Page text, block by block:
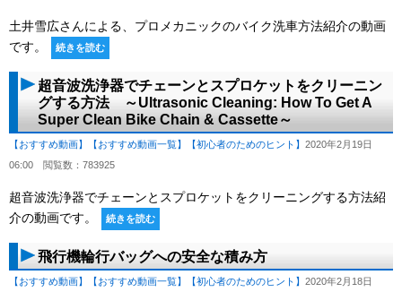
土井雪広さんによる、プロメカニックのバイク洗車方法紹介の動画
です。
続きを読む
超音波洗浄器でチェーンとスプロケットをクリーニン
グする方法 ～Ultrasonic Cleaning: How To Get A
Super Clean Bike Chain & Cassette～
【おすすめ動画】 【おすすめ動画一覧】 【初心者のためのヒント】 2020年2月19日
06:00 閲覧数：783925
超音波洗浄器でチェーンとスプロケットをクリーニングする方法紹
介の動画です。
続きを読む
飛行機輪行バッグへの安全な積み方
【おすすめ動画】 【おすすめ動画一覧】 【初心者のためのヒント】 2020年2月18日